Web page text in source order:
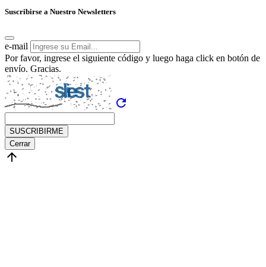
Suscribirse a Nuestro Newsletters
e-mail
Por favor, ingrese el siguiente código y luego haga click en botón de
envío. Gracias.
refresh
SUSCRIBIRME
Cerrar
arrow_upward